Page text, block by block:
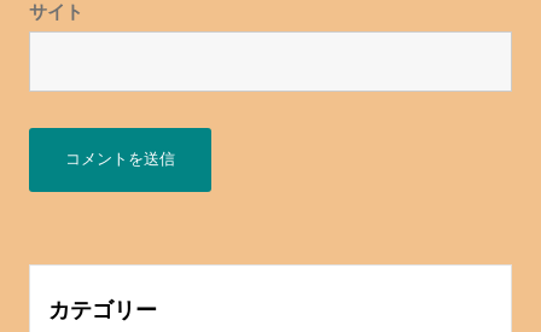
サイト
カテゴリー